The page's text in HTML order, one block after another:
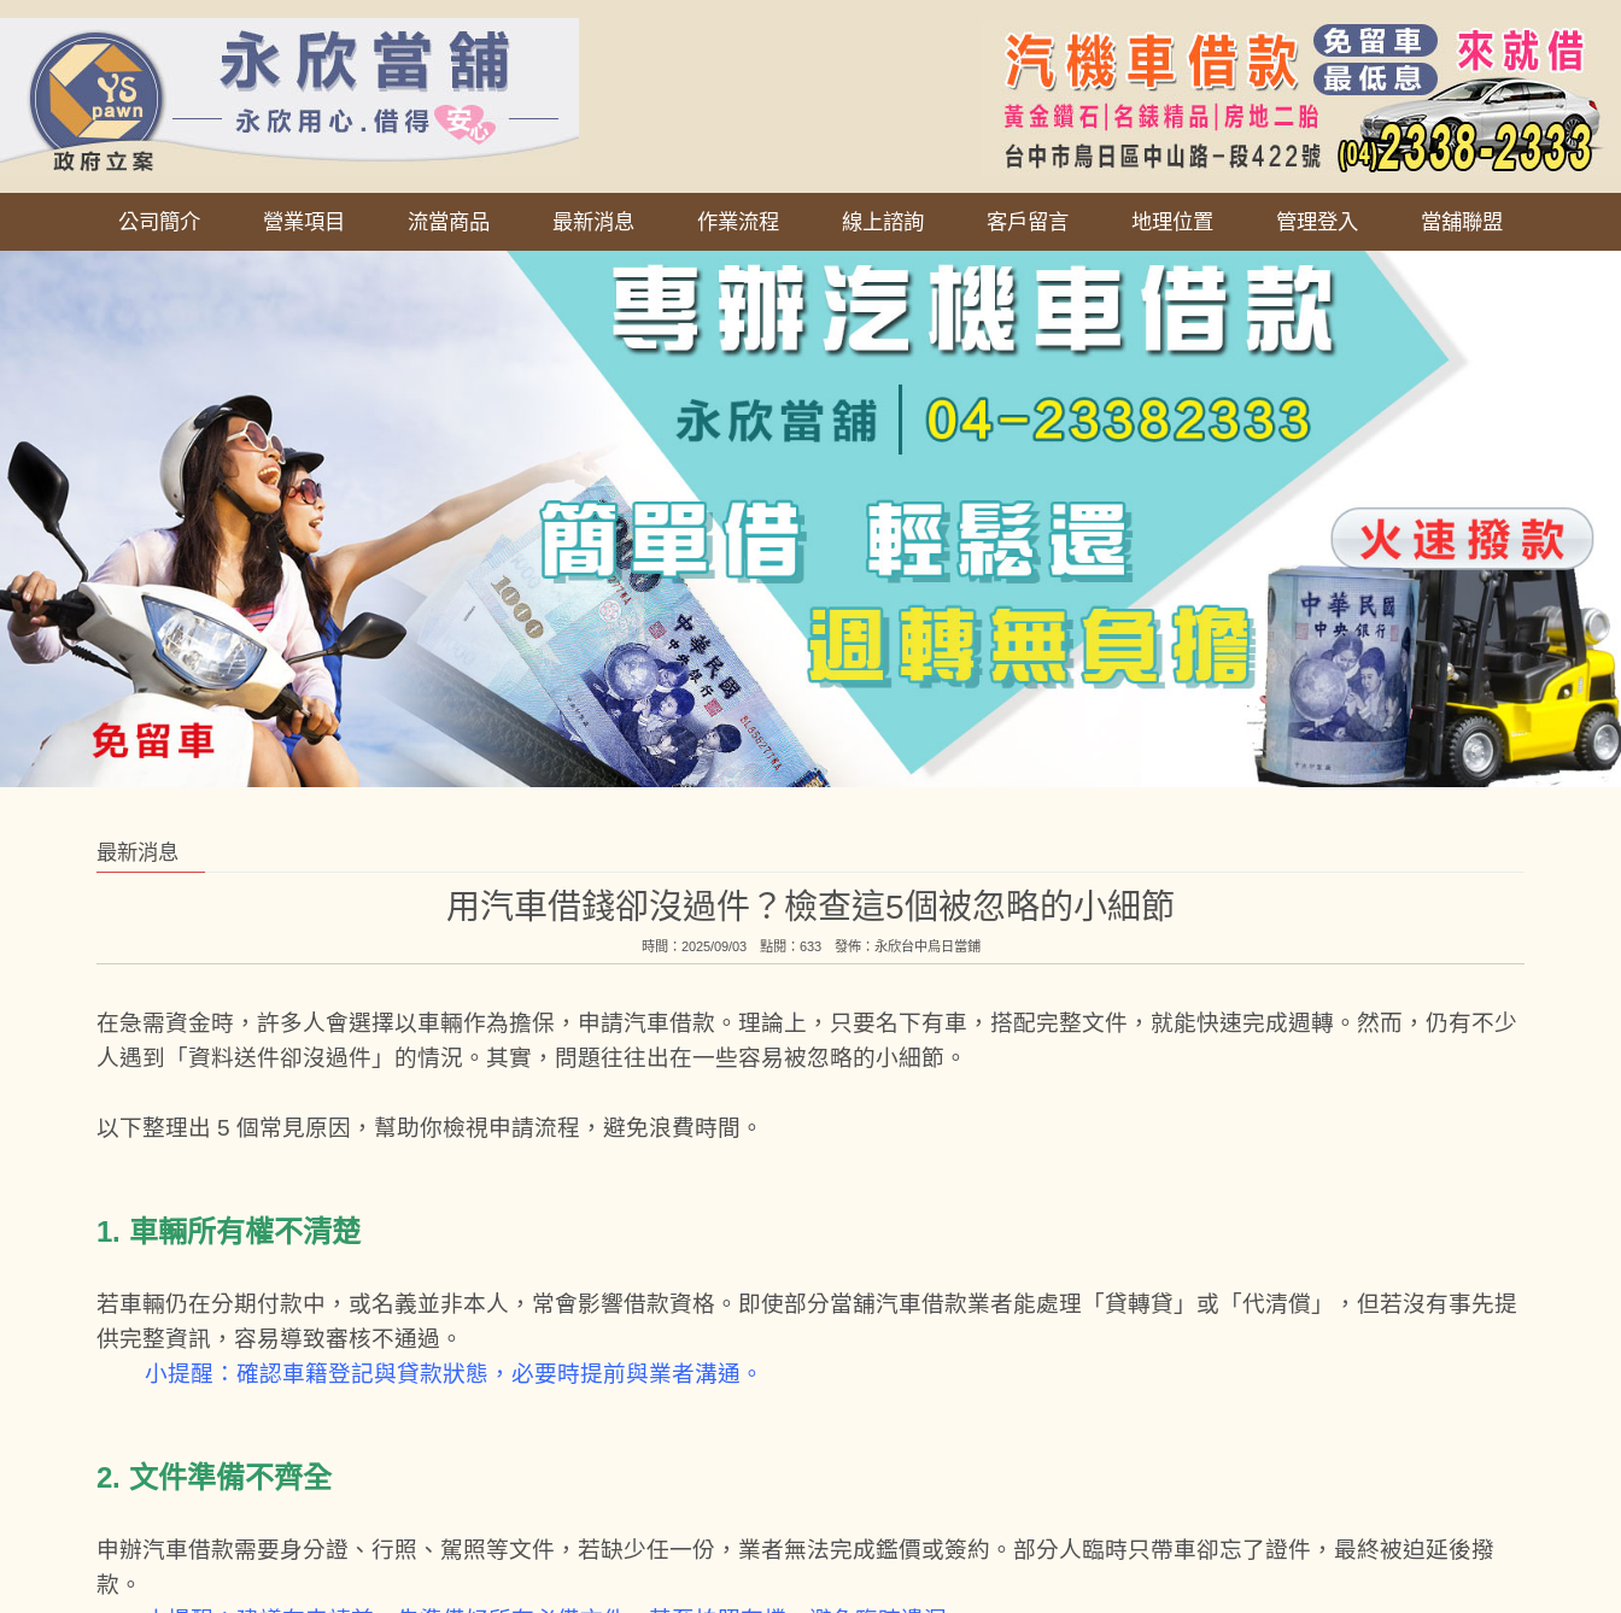
公司簡介 營業項目 流當商品 最新消息 作業流程 線上諮詢 客戶留言 地理位置 管理登入 當舖聯盟
最新消息
用汽車借錢卻沒過件？檢查這5個被忽略的小細節
時間：2025/09/03 點閱：633 發佈： 永欣台中烏日當鋪
在急需資金時，許多人會選擇以車輛作為擔保，申請汽車借款。理論上，只要名下有車，搭配完整文件，就能快速完成週轉。然而，仍有不少
人遇到「資料送件卻沒過件」的情況。其實，問題往往出在一些容易被忽略的小細節。
以下整理出 5 個常見原因，幫助你檢視申請流程，避免浪費時間。
1. 車輛所有權不清楚
若車輛仍在分期付款中，或名義並非本人，常會影響借款資格。即使部分當舖汽車借款業者能處理「貸轉貸」或「代清償」，但若沒有事先提
供完整資訊，容易導致審核不通過。
小提醒：確認車籍登記與貸款狀態，必要時提前與業者溝通。
2. 文件準備不齊全
申辦汽車借款需要身分證、行照、駕照等文件，若缺少任一份，業者無法完成鑑價或簽約。部分人臨時只帶車卻忘了證件，最終被迫延後撥
款。